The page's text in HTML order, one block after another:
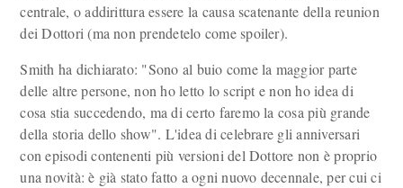
centrale, o addirittura essere la causa scatenante della reunion
dei Dottori (ma non prendetelo come spoiler).
Smith ha dichiarato: "Sono al buio come la maggior parte
delle altre persone, non ho letto lo script e non ho idea di
cosa stia succedendo, ma di certo faremo la cosa più grande
della storia dello show". L'idea di celebrare gli anniversari
con episodi contenenti più versioni del Dottore non è proprio
una novità: è già stato fatto a ogni nuovo decennale, per cui ci